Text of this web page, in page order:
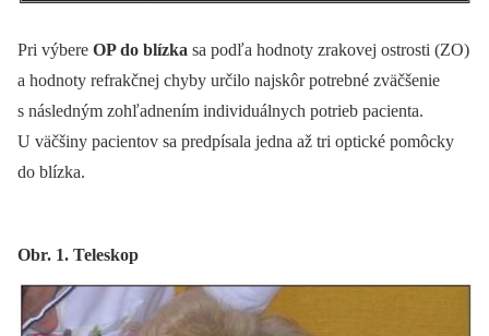
Pri výbere OP do blízka sa podľa hodnoty zrakovej ostrosti (ZO)
a hodnoty refrakčnej chyby určilo najskôr potrebné zväčšenie
s následným zohľadnením individuálnych potrieb pacienta.
U väčšiny pacientov sa predpísala jedna až tri optické pomôcky
do blízka.
Obr. 1. Teleskop